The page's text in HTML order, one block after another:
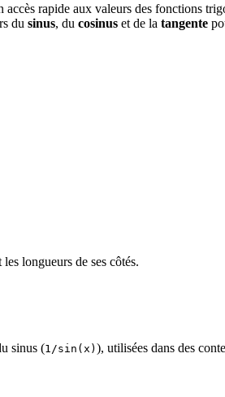
rapide aux valeurs des fonctions
du sinus, du cosinus et de la tangente
longueurs de ses côtés.
sinus (1/sin(x) ), utilisées dans des